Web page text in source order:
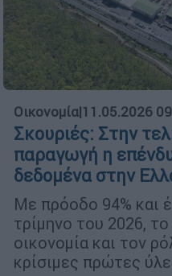
Οικονομία|11.05.2026
Σκουριές: Στην
παραγωγή η
δεδομένα στην
Με πρόοδο 94% και
τρίμηνο του 2026,
οικονομία και τον
κρίσιμες πρώτες